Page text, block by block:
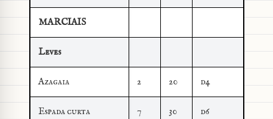
MARCIAIS
Leves
Azagaia 2 20 d4
Espada curta 7 30 d6